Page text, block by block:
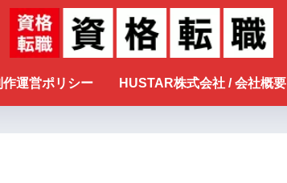
運営ポリシー HUSTAR株式会社 / 会社概要